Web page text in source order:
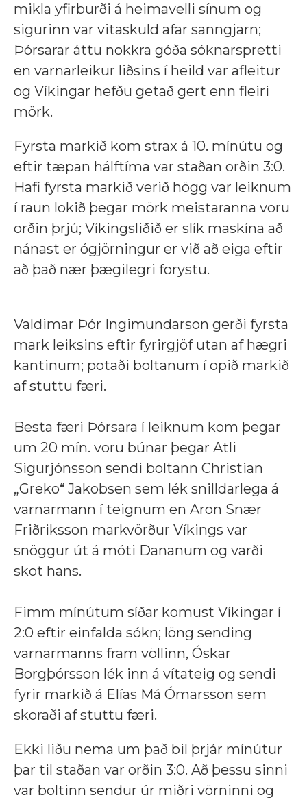
mikla yfirburði á heimavelli sínum og
sigurinn var vitaskuld afar sanngjarn;
Þórsarar áttu nokkra góða sóknarspretti
en varnarleikur liðsins í heild var afleitur
og Víkingar hefðu getað gert enn fleiri
mörk.
Fyrsta markið kom strax á 10. mínútu og
eftir tæpan hálftíma var staðan orðin 3:0.
Hafi fyrsta markið verið högg var leiknum
í raun lokið þegar mörk meistaranna voru
orðin þrjú; Víkingsliðið er slík maskína að
nánast er ógjörningur er við að eiga eftir
að það nær þægilegri forystu.
Valdimar Þór Ingimundarson gerði fyrsta
mark leiksins eftir fyrirgjöf utan af hægri
kantinum; potaði boltanum í opið markið
af stuttu færi.
Besta færi Þórsara í leiknum kom þegar
um 20 mín. voru búnar þegar Atli
Sigurjónsson sendi boltann Christian
„Greko“ Jakobsen sem lék snilldarlega á
varnarmann í teignum en Aron Snær
Friðriksson markvörður Víkings var
snöggur út á móti Dananum og varði
skot hans.
Fimm mínútum síðar komust Víkingar í
2:0 eftir einfalda sókn; löng sending
varnarmanns fram völlinn, Óskar
Borgþórsson lék inn á vítateig og sendi
fyrir markið á Elías Má Ómarsson sem
skoraði af stuttu færi.
Ekki liðu nema um það bil þrjár mínútur
þar til staðan var orðin 3:0. Að þessu sinni
var boltinn sendur úr miðri vörninni og